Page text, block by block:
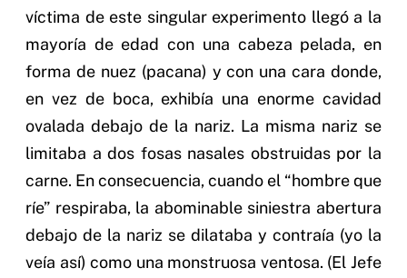
víctima de este singular experimento llegó a la
mayoría de edad con una cabeza pelada, en
forma de nuez (pacana) y con una cara donde,
en vez de boca, exhibía una enorme cavidad
ovalada debajo de la nariz. La misma nariz se
limitaba a dos fosas nasales obstruidas por la
carne. En consecuencia, cuando el “hombre que
ríe” respiraba, la abominable siniestra abertura
debajo de la nariz se dilataba y contraía (yo la
veía así) como una monstruosa ventosa. (El Jefe